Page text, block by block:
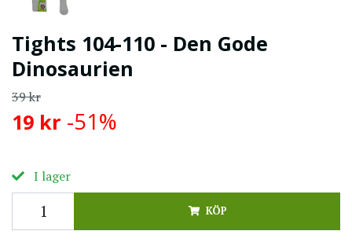
Tights 104-110 - Den Gode
Dinosaurien
39 kr
19 kr -51%
I lager
KÖP